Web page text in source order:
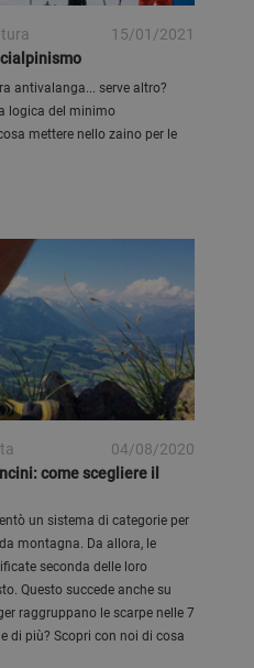
15/01/2021
antivalanga... serve altro?
logica del minimo
mettere nello zaino per le
04/08/2020
come scegliere il
un sistema di categorie per
montagna. Da allora, le
seconda delle loro
Questo succede anche su
raggruppano le scarpe nelle 7
di più? Scopri con noi di cosa